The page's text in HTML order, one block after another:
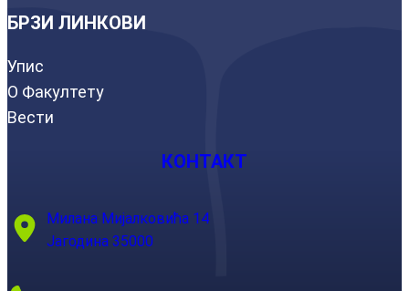
БРЗИ ЛИНКОВИ
Упис
О Факултету
Вести
КОНТАКТ
Милана Мијалковића 14
Јагодина 35000